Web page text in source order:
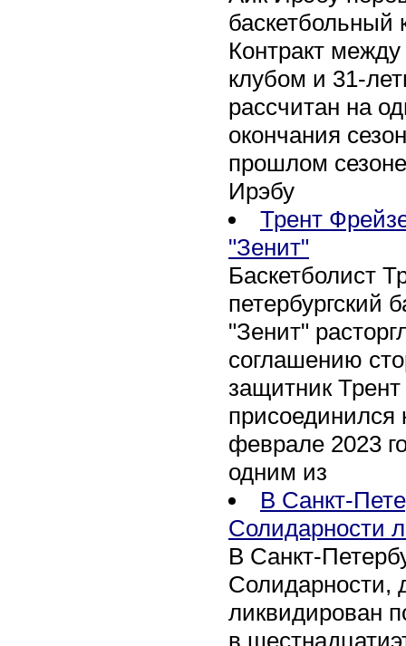
баскетбольный
Контракт между
клубом и 31-
рассчитан на
окончания
прошлом
Ирэбу
Трент
"Зенит"
Баскетболист
петербургский
"Зенит"
соглашению
защитник
присоединился
феврале 2023
одним из
В Санкт-
Солидарности
В Санкт-
Солидарности,
ликвидирован
в